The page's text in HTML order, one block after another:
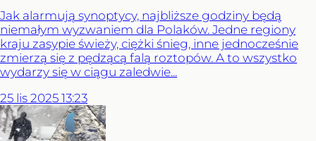
Jak alarmują synoptycy, najbliższe godziny będą
niemałym wyzwaniem dla Polaków. Jedne regiony
kraju zasypie świeży, ciężki śnieg, inne jednocześnie
zmierzą się z pędzącą falą roztopów. A to wszystko
wydarzy się w ciągu zaledwie...
25 lis 2025 13:23